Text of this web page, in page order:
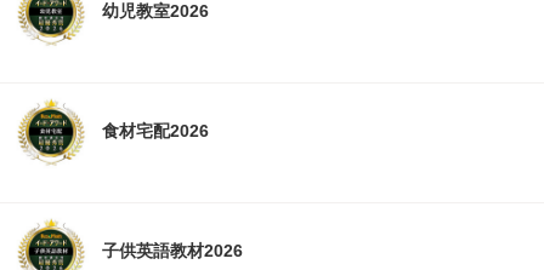
幼児教室2026
食材宅配2026
子供英語教材2026